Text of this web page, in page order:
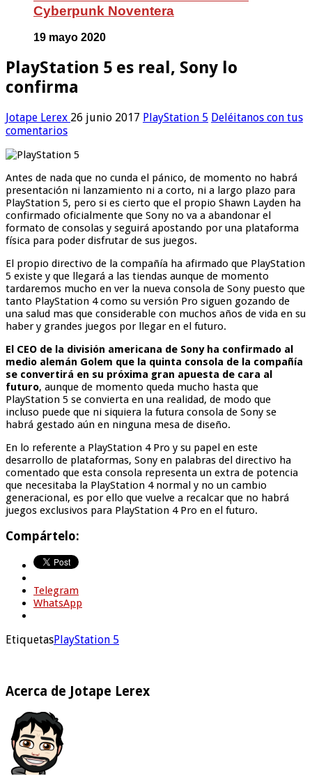
Cyberpunk Noventera
19 mayo 2020
PlayStation 5 es real, Sony lo
confirma
Jotape Lerex 26 junio 2017 PlayStation 5 Deléitanos con tus
comentarios
Antes de nada que no cunda el pánico, de momento no habrá
presentación ni lanzamiento ni a corto, ni a largo plazo para
PlayStation 5, pero si es cierto que el propio Shawn Layden ha
confirmado oficialmente que Sony no va a abandonar el
formato de consolas y seguirá apostando por una plataforma
física para poder disfrutar de sus juegos.
El propio directivo de la compañía ha afirmado que PlayStation
5 existe y que llegará a las tiendas aunque de momento
tardaremos mucho en ver la nueva consola de Sony puesto que
tanto PlayStation 4 como su versión Pro siguen gozando de
una salud mas que considerable con muchos años de vida en su
haber y grandes juegos por llegar en el futuro.
El CEO de la división americana de Sony ha confirmado al
medio alemán Golem que la quinta consola de la compañía
se convertirá en su próxima gran apuesta de cara al
futuro, aunque de momento queda mucho hasta que
PlayStation 5 se convierta en una realidad, de modo que
incluso puede que ni siquiera la futura consola de Sony se
habrá gestado aún en ninguna mesa de diseño.
En lo referente a PlayStation 4 Pro y su papel en este
desarrollo de plataformas, Sony en palabras del directivo ha
comentado que esta consola representa un extra de potencia
que necesitaba la PlayStation 4 normal y no un cambio
generacional, es por ello que vuelve a recalcar que no habrá
juegos exclusivos para PlayStation 4 Pro en el futuro.
Compártelo:
Telegram
WhatsApp
EtiquetasPlayStation 5
Acerca de Jotape Lerex